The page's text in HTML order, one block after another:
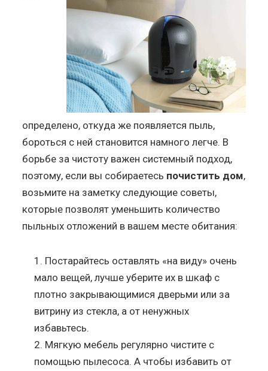
определено, откуда же появляется пыль,
бороться с ней становится намного легче. В
борьбе за чистоту важен системный подход,
поэтому, если вы собираетесь почистить дом,
возьмите на заметку следующие советы,
которые позволят уменьшить количество
пыльных отложений в вашем месте обитания:
Постарайтесь оставлять «на виду» очень
мало вещей, лучше уберите их в шкаф с
плотно закрывающимися дверьми или за
витрину из стекла, а от ненужных
избавьтесь.
Мягкую мебель регулярно чистите с
помощью пылесоса. А чтобы избавить от